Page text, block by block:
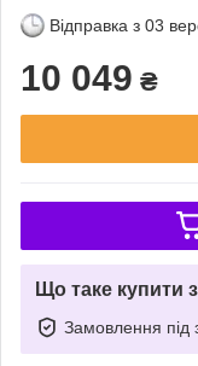
Відправка з 03
10 049 ₴
Що таке купити
Замовлення під